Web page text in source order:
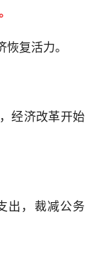
复活力。
经济改革开始
出，裁减公务